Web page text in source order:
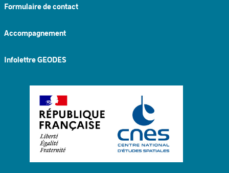
Formulaire de contact
Accompagnement
Infolettre GEODES